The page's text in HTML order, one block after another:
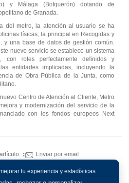
tu experiencia y estadísticas.
y Málaga (Botquerón) dotando de
de Granada.
del metro, la atención al usuario se ha
físicas, la principal en Recogidas y
y una base de datos de gestión común.
nuevo servicio se establece un sistema
con roles perfectamente definidos y
entidades implicadas, incluyendo la
de Obra Pública de la Junta, como
Centro de Atención al Cliente, Metro
y modernización del servicio de la
con los fondos europeos Next
Enviar por email